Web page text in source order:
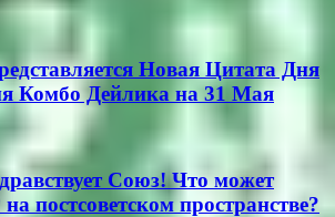
Новая Цитата Дня
Комбо Дейлика на 31 Мая
Союз! Что может
постсоветском пространстве?